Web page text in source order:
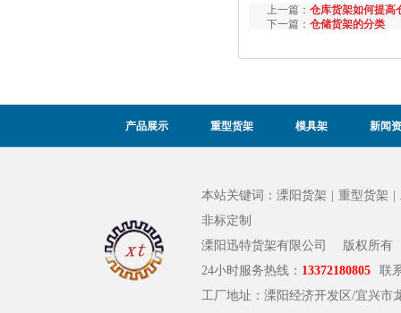
上一篇： 仓库货架如何提高
下一篇： 仓储货架的分类
产品展示 重型货架 模具架 新闻
本站关键词： 溧阳货架 重型货架
非标定制
溧阳迅特货架有限公司
版权所有
24小时服务热线： 13372180805
联
工厂地址：溧阳经济开发区/宜兴